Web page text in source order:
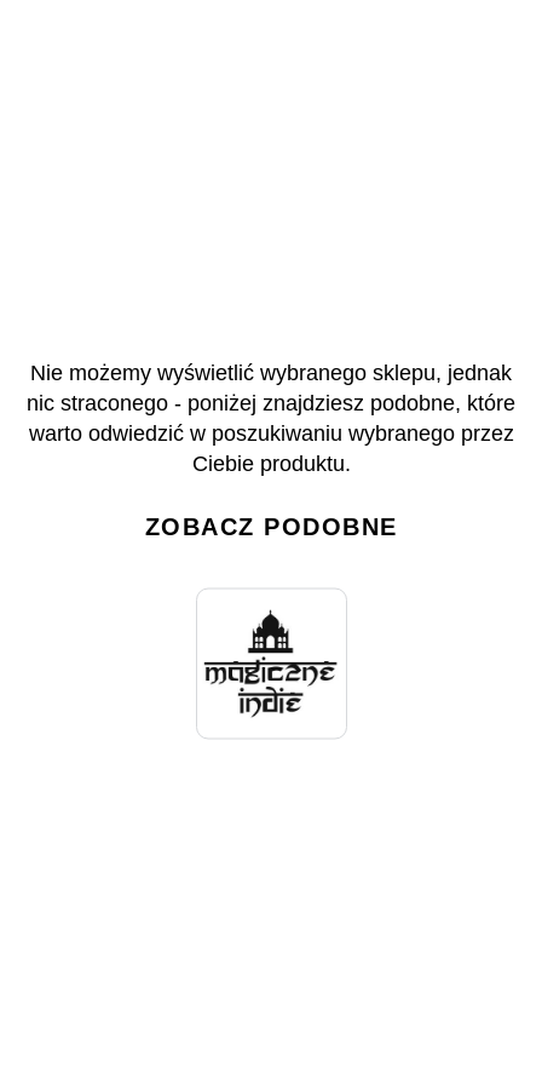
Nie możemy wyświetlić wybranego sklepu, jednak
nic straconego - poniżej znajdziesz podobne, które
warto odwiedzić w poszukiwaniu wybranego przez
Ciebie produktu.
ZOBACZ PODOBNE